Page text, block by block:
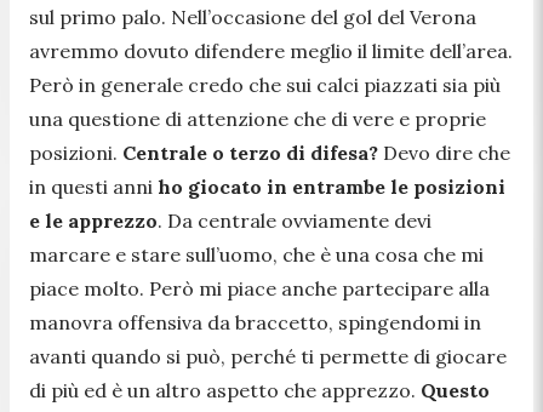
sul primo palo. Nell’occasione del gol del Verona
avremmo dovuto difendere meglio il limite dell’area.
Però in generale credo che sui calci piazzati sia più
una questione di attenzione che di vere e proprie
posizioni. Centrale o terzo di difesa? Devo dire che
in questi anni ho giocato in entrambe le posizioni
e le apprezzo. Da centrale ovviamente devi
marcare e stare sull’uomo, che è una cosa che mi
piace molto. Però mi piace anche partecipare alla
manovra offensiva da braccetto, spingendomi in
avanti quando si può, perché ti permette di giocare
di più ed è un altro aspetto che apprezzo. Questo